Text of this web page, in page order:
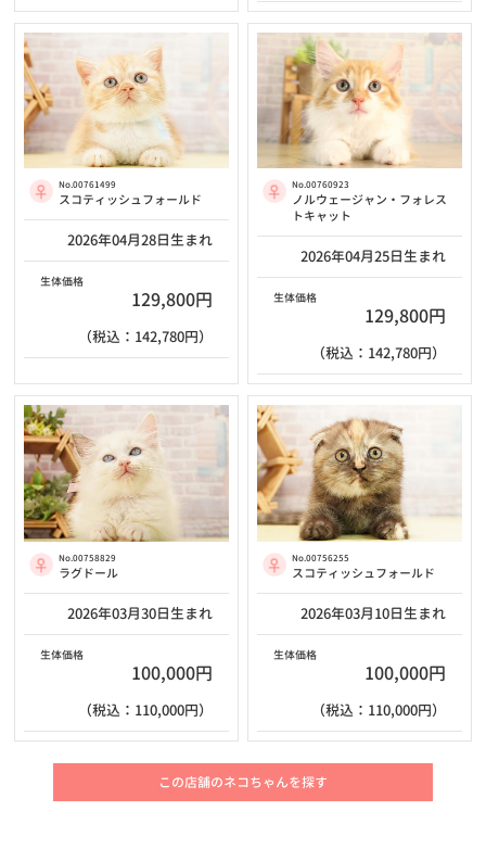
No.00761499
スコティッシュフォールド
2026年04月28日生まれ
生体価格
129,800円
（税込：142,780円）
No.00760923
ノルウェージャン・フォレス
トキャット
2026年04月25日生まれ
生体価格
129,800円
（税込：142,780円）
No.00758829
ラグドール
2026年03月30日生まれ
生体価格
100,000円
（税込：110,000円）
No.00756255
スコティッシュフォールド
2026年03月10日生まれ
生体価格
100,000円
（税込：110,000円）
この店舗のネコちゃんを探す